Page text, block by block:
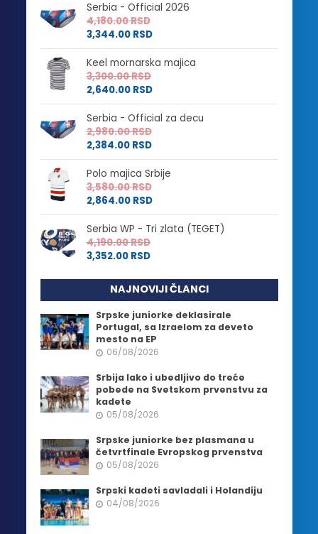
Serbia - Official 2026
4,180.00RSD
3,344.00 RSD
Keel mornarska majica
3,300.00RSD
2,640.00 RSD
Serbia - Official za decu
2,980.00RSD
2,384.00 RSD
Polo majica Srbije
3,580.00RSD
2,864.00 RSD
Serbia WP - Tri zlata (TEGET)
4,190.00RSD
3,352.00 RSD
NAJNOVIJI ČLANCI
Srpske juniorke deklasirale
Portugal, sa Izraelom za deveto
mesto na EP
06/08/2026
Srbija lako i ubedljivo do treće
pobede na Svetskom prvenstvu za
kadete
05/08/2026
Srpske juniorke bez plasmana u
četvrtfinale Evropskog prvenstva
05/08/2026
Srpski kadeti savladali i Holandiju
04/08/2026